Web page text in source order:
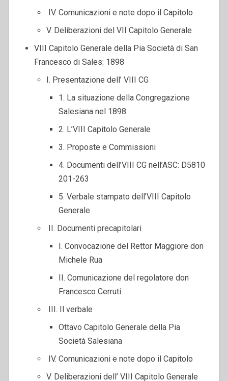
IV. Comunicazioni e note dopo il Capitolo
V. Deliberazioni del VII Capitolo Generale
VIII Capitolo Generale della Pia Società di San
Francesco di Sales: 1898
I. Presentazione dell’ VIII CG
1. La situazione della Congregazione
Salesiana nel 1898
2. L’VIII Capitolo Generale
3. Proposte e Commissioni
4. Documenti dell’VIII CG nell’ASC: D5810
201-263
5. Verbale stampato dell’VIII Capitolo
Generale
II. Documenti precapitolari
I. Convocazione del Rettor Maggiore don
Michele Rua
II. Comunicazione del regolatore don
Francesco Cerruti
III. Il verbale
Ottavo Capitolo Generale della Pia
Società Salesiana
IV. Comunicazioni e note dopo il Capitolo
V. Deliberazioni dell’ VIII Capitolo Generale